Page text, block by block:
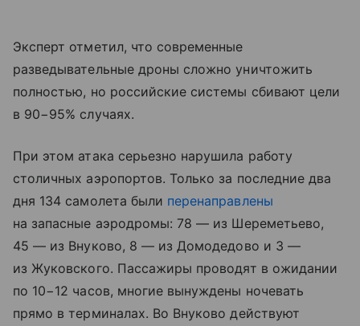
Эксперт отметил, что современные
разведывательные дроны сложно уничтожить
полностью, но российские системы сбивают цели
в 90−95% случаях.
При этом атака серьезно нарушила работу
столичных аэропортов. Только за последние два
дня 134 самолета были перенаправлены
на запасные аэродромы: 78 — из Шереметьево,
45 — из Внуково, 8 — из Домодедово и 3 —
из Жуковского. Пассажиры проводят в ожидании
по 10−12 часов, многие вынуждены ночевать
прямо в терминалах. Во Внуково действуют